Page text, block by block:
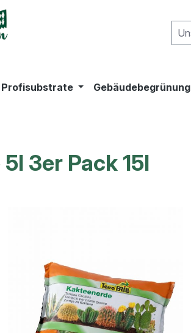
springen
Profisubstrate Gebäudebegrünung
3er Pack 15l